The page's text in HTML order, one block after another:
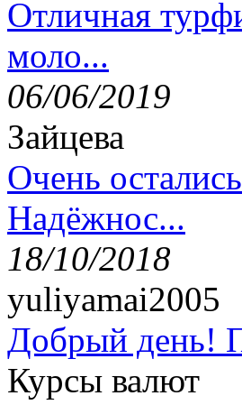
Отличная
моло...
06/06/2019
Зайцева
Очень
Надёжнос...
18/10/2018
yuliyamai2005
Добрый день!
Курсы валют